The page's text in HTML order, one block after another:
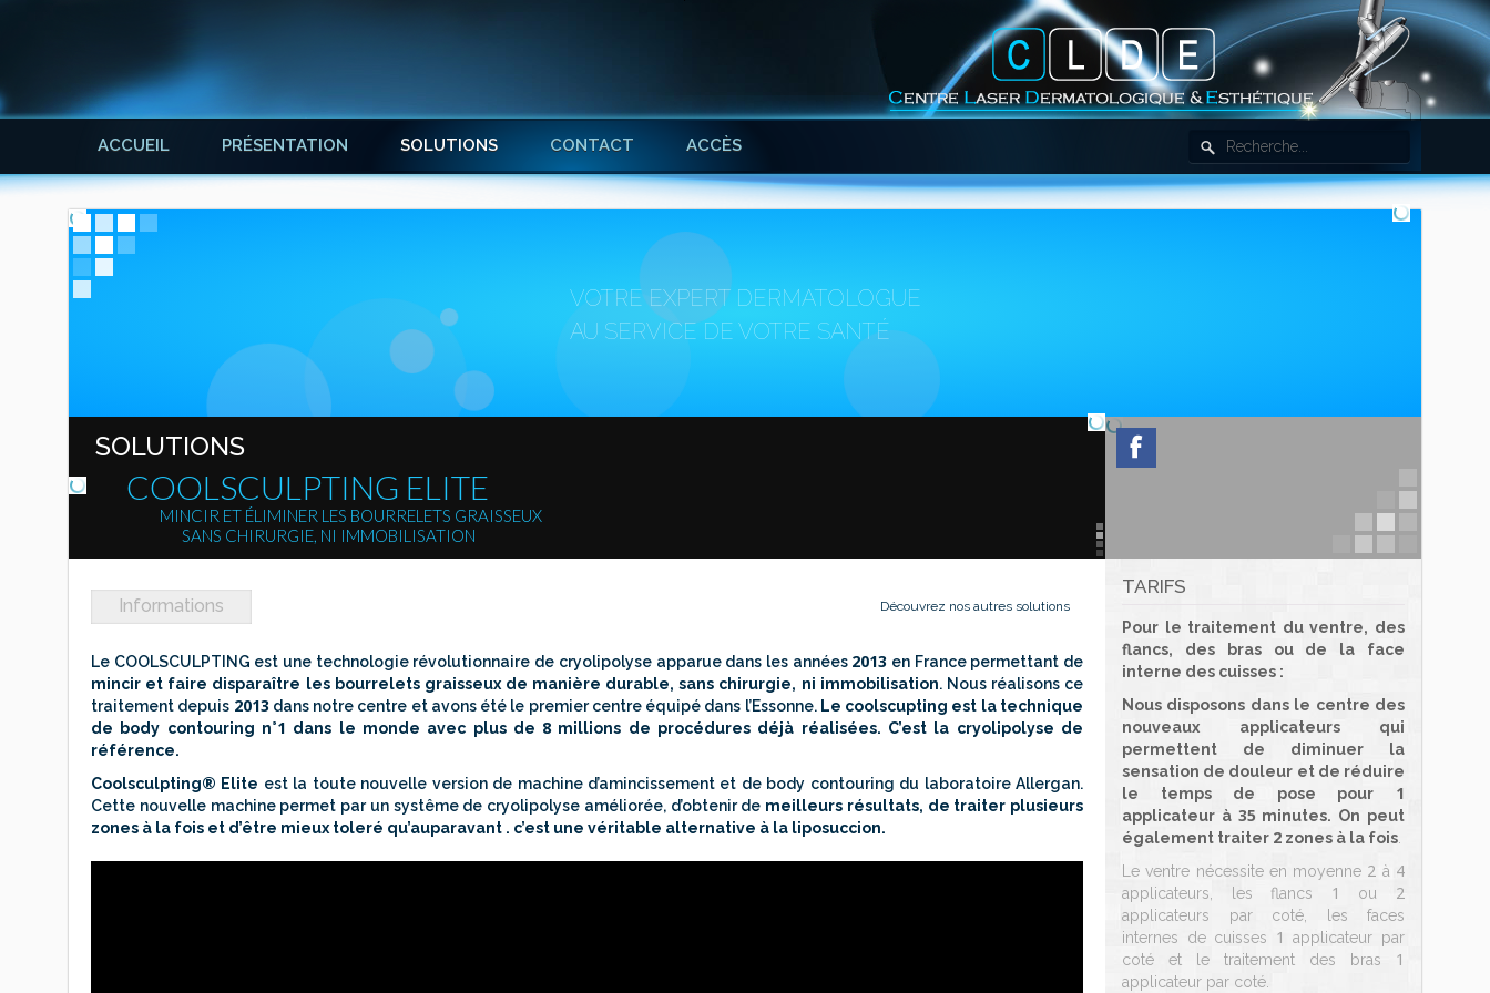
ACCUEIL PRÉSENTATION SOLUTIONS CONTACT ACCÈS
VOTRE EXPERT DERMATOLOGUE
AU SERVICE DE VOTRE SANTÉ
SOLUTIONS
COOLSCULPTING ELITE
MINCIR ET ÉLIMINER LES BOURRELETS GRAISSEUX
SANS CHIRURGIE, NI IMMOBILISATION
Informations Découvrez nos autres solutions
Le COOLSCULPTING est une technologie révolutionnaire de cryolipolyse apparue dans les années 2013 en France permettant de
mincir et faire disparaître les bourrelets graisseux de manière durable, sans chirurgie, ni immobilisation. Nous réalisons ce
traitement depuis 2013dans notre centre et avons été le premier centre équipé dans l’Essonne. Le coolscupting est la technique
de body contouring n°1 dans le monde avec plus de 8millions de procédures déjà réalisées. C’est la cryolipolyse de
référence.
Coolsculpting® Elite est la toute nouvelle version de machine d’amincissement et de body contouring du laboratoire Allergan.
Cette nouvelle machine permet par un systême de cryolipolyse améliorée, d’obtenir de meilleurs résultats, de traiter plusieurs
zones à la fois et d’être mieux toleré qu’auparavant . c’est une véritable alternative à la liposuccion.
TARIFS
Pour le traitement du ventre, des
flancs, des bras ou de la face
interne des cuisses :
Nous disposons dans le centre des
nouveaux applicateurs qui
permettent de diminuer la
sensation de douleur et de réduire
le temps de pose pour 1
applicateur à 35 minutes. On peut
également traiter 2 zones à la fois
Le ventre nécessite en moyenne 2 à 4
applicateurs, les flancs 1 ou 2
applicateurs par coté, les faces
internes de cuisses 1
applicateur par
coté et le traitement des bras 1
applicateur par coté.